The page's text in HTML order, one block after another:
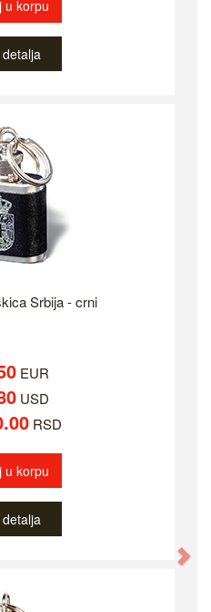
u korpu
Srbija - crni
EUR
USD
RSD
u korpu